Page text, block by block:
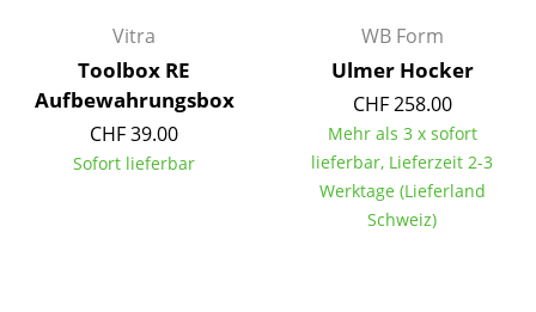
Stehtische & Stehpulte
Kindertische
Gartentische
Servierwagen
Vitra
Toolbox RE
Aufbewahrungsbox
CHF 39.00
Sofort lieferbar
WB Form
Ulmer Hocker
CHF 258.00
Mehr als 3 x sofort
lieferbar, Lieferzeit 2-3
Werktage (Lieferland
Schweiz)